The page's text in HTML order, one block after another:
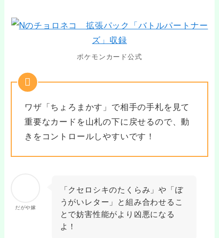
ポケモンカード公式
ワザ「ちょろまかす」で相手の手札を見て
重要なカードを山札の下に戻せるので、動
きをコントロールしやすいです！
だがや嫁
「クセロシキのたくらみ」や「ぼ
うがいレター」と組み合わせるこ
とで妨害性能がより凶悪になる
よ！